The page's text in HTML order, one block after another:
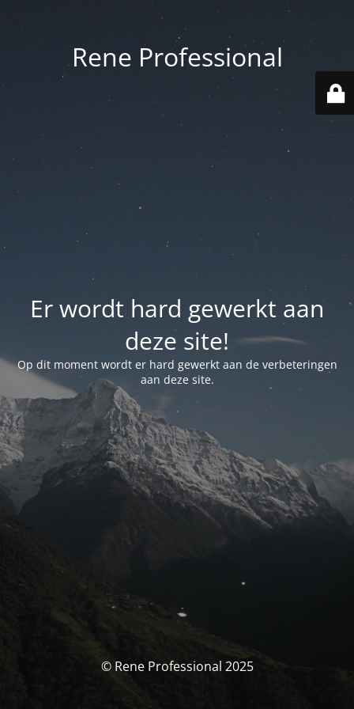
Rene Professional
Er wordt hard gewerkt aan
deze site!
Op dit moment wordt er hard gewerkt aan de verbeteringen
aan deze site.
© Rene Professional 2025